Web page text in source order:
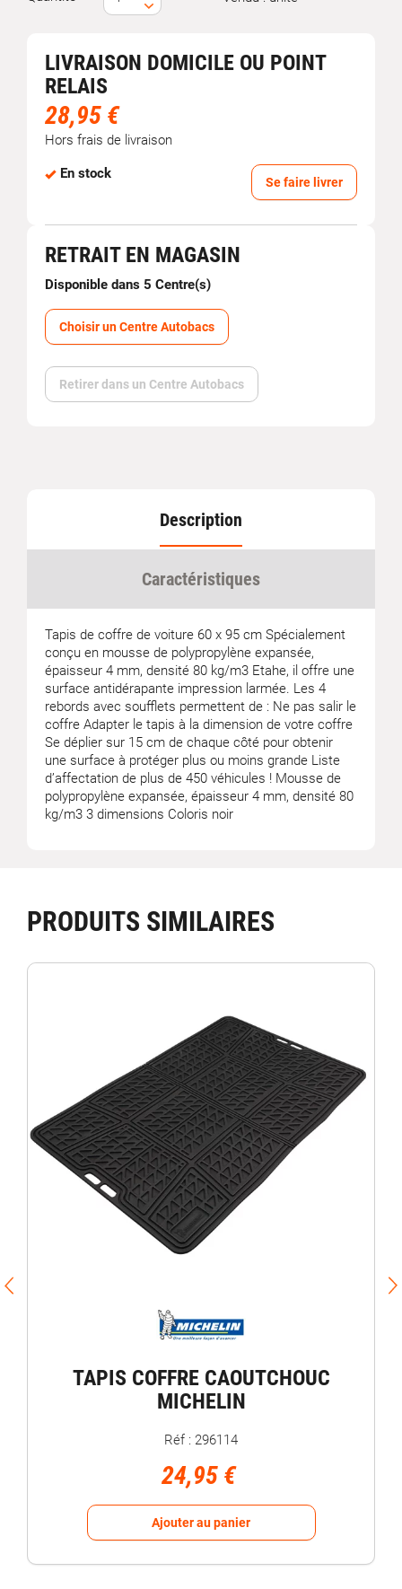
LIVRAISON DOMICILE OU POINT
RELAIS
28,95 €
Hors frais de livraison
En stock
Se faire livrer
RETRAIT EN MAGASIN
Disponible dans 5 Centre(s)
Choisir un Centre Autobacs
Retirer dans un Centre Autobacs
Description
Caractéristiques
Tapis de coffre de voiture 60 x 95 cm Spécialement
conçu en mousse de polypropylène expansée,
épaisseur 4 mm, densité 80 kg/m3 Etahe, il offre une
surface antidérapante impression larmée. Les 4
rebords avec soufflets permettent de : Ne pas salir le
coffre Adapter le tapis à la dimension de votre coffre
Se déplier sur 15 cm de chaque côté pour obtenir
une surface à protéger plus ou moins grande Liste
d’affectation de plus de 450 véhicules ! Mousse de
polypropylène expansée, épaisseur 4 mm, densité 80
kg/m3 3 dimensions Coloris noir
PRODUITS SIMILAIRES
TAPIS COFFRE CAOUTCHOUC
MICHELIN
Réf : 296114
24,95 €
Ajouter au panier